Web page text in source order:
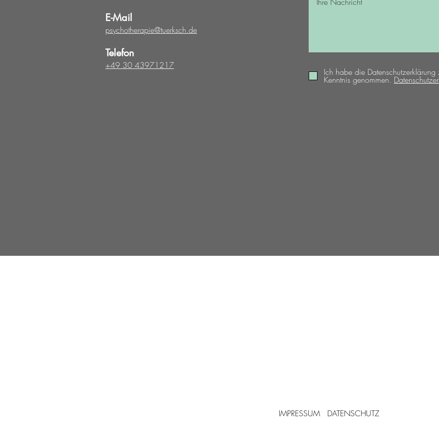
E-Mail
psychotherapie@tuerksch.de
Telefon
+49 30 43971217
Ich habe die Datenschutzerklärung
Kenntnis genommen.
IMPRESSUM DATENSCHUTZ